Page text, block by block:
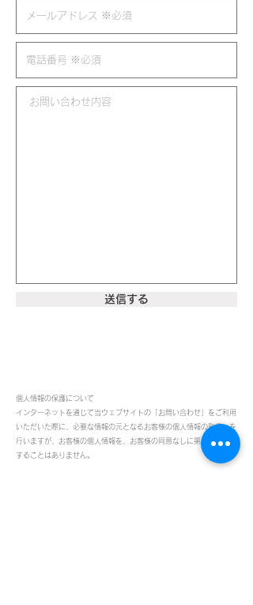
送信する
個人情報の保護について
インターネットを通じて当ウェブサイトの「お問い合わせ」をご利用
いただいた際に、必要な情報の元となるお客様の個人情報の取扱いを
行いますが、お客様の個人情報を、お客様の同意なしに第三者に開示
することはありません。